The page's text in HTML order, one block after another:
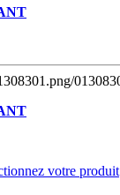
votre produit